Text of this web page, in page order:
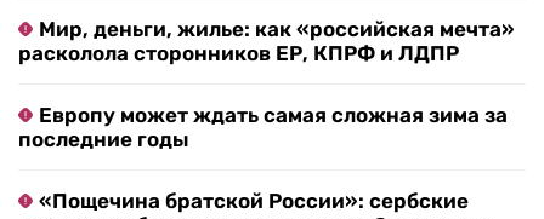
Мир, деньги, жилье: как «российская мечта»
расколола сторонников ЕР, КПРФ и ЛДПР
Европу может ждать самая сложная зима за
последние годы
«Пощечина братской России»: сербские